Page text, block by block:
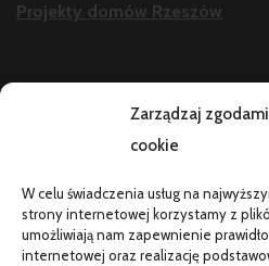
Zarządzaj
cookie
W celu świadczenia usług na
strony internetowej korzystamy z
umożliwiają nam zapewnienie
internetowej oraz realizację
Projekty domów Rzeszów
Telefon zawiesza się i wyłącza
PR od podstaw w małej firmie:
Termin do specjalisty za kilka